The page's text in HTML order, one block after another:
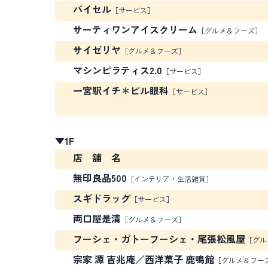
バイセル ［サービス］
サーティワンアイスクリーム ［グルメ＆フーズ］
サイゼリヤ ［グルメ＆フーズ］
マシンピラティス2.0 ［サービス］
一宮駅イチ＊ビル眼科 ［サービス］
▼1F
店 舗 名
無印良品500 ［インテリア・生活雑貨］
スギドラッグ［サービス］
両口屋是清 ［グルメ＆フーズ］
フーシェ・ガトーフーシェ・尾張松風屋 ［グ
宗家 源 吉兆庵／西洋菓子 鹿鳴館 ［グルメ＆フー